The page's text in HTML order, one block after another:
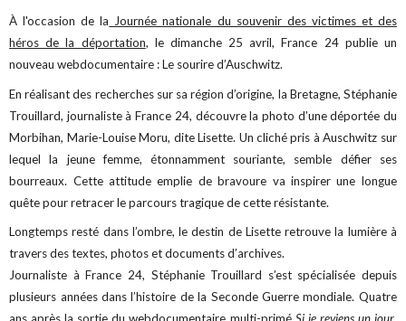
À l'occasion de la Journée nationale du souvenir des victimes et des
héros de la déportation, le dimanche 25 avril, France 24 publie un
nouveau webdocumentaire : Le sourire d’Auschwitz.
En réalisant des recherches sur sa région d’origine, la Bretagne, Stéphanie
Trouillard, journaliste à France 24, découvre la photo d’une déportée du
Morbihan, Marie-Louise Moru, dite Lisette. Un cliché pris à Auschwitz sur
lequel la jeune femme, étonnamment souriante, semble défier ses
bourreaux. Cette attitude emplie de bravoure va inspirer une longue
quête pour retracer le parcours tragique de cette résistante.
Longtemps resté dans l’ombre, le destin de Lisette retrouve la lumière à
travers des textes, photos et documents d’archives.
Journaliste à France 24, Stéphanie Trouillard s’est spécialisée depuis
plusieurs années dans l’histoire de la Seconde Guerre mondiale. Quatre
ans après la sortie du webdocumentaire multi-primé Si je reviens un jour,